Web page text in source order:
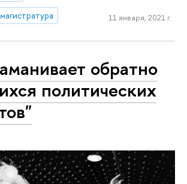
магистратура 11 января, 2021 г.
обратно
политических